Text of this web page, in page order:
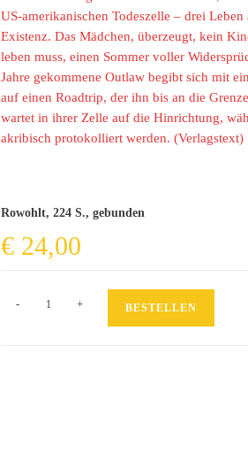
US-amerikanischen Todeszelle – drei
Existenz. Das Mädchen, überzeugt, kein
leben muss, einen Sommer voller
Jahre gekommene Outlaw begibt sich mit
auf einen Roadtrip, der ihn bis an die
wartet in ihrer Zelle auf die Hinrichtung,
akribisch protokolliert werden. (Verlagstext)
Rowohlt, 224 S., gebunden
€ 24,00
- + BESTELLEN